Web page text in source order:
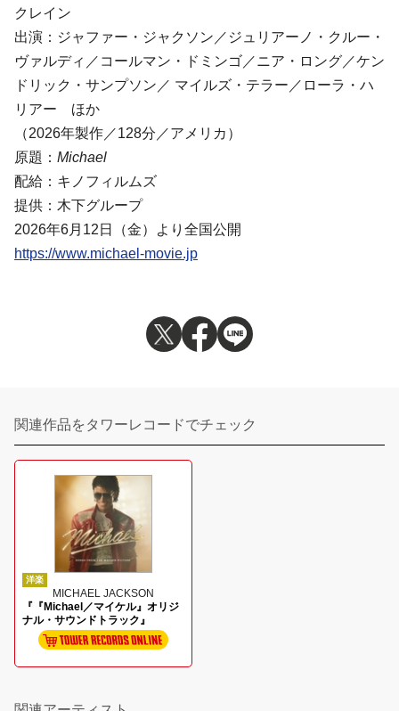
クレイン
出演：ジャファー・ジャクソン／ジュリアーノ・クルー・
ヴァルディ／コールマン・ドミンゴ／ニア・ロング／ケン
ドリック・サンプソン／ マイルズ・テラー／ローラ・ハ
リアー ほか
（2026年製作／128分／アメリカ）
原題： Michael
配給：キノフィルムズ
提供：木下グループ
2026年6月12日（金）より全国公開
https://www.michael-movie.jp
関連作品をタワーレコードでチェック
洋楽
MICHAEL JACKSON
『『Michael／マイケル』オリジ
ナル・サウンドトラック』